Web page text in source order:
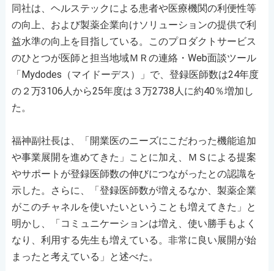
同社は、ヘルステックによる患者や医療機関の利便性等
の向上、および製薬企業向けソリューションの提供で利
益水準の向上を目指している。このプロダクトサービス
のひとつが医師と担当地域ＭＲの連絡・Web面談ツール
「Mydodes（マイドーデス）」で、登録医師数は24年度
の２万3106人から25年度は３万2738人に約40％増加し
た。
福神副社長は、「開業医のニーズにこだわった機能追加
や事業展開を進めてきた」ことに加え、ＭＳによる提案
やサポートが登録医師数の伸びにつながったとの認識を
示した。さらに、「登録医師数が増えるなか、製薬企業
がこのチャネルを使いたいということも増えてきた」と
明かし、「コミュニケーションは増え、使い勝手もよく
なり、利用する先生も増えている。非常に良い展開が始
まったと考えている」と述べた。